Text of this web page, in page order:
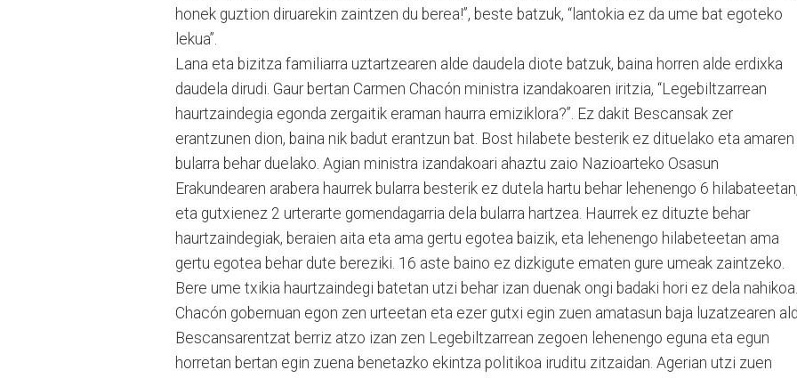
honek guztion diruarekin zaintzen du berea!”, beste batzuk, “lantokia ez da ume bat egoteko
lekua”.
Lana eta bizitza familiarra uztartzearen alde daudela diote batzuk, baina horren alde erdixka
daudela dirudi. Gaur bertan Carmen Chacón ministra izandakoaren iritzia, “Legebiltzarrean
haurtzaindegia egonda zergaitik eraman haurra emiziklora?”. Ez dakit Bescansak zer
erantzunen dion, baina nik badut erantzun bat. Bost hilabete besterik ez dituelako eta amaren
bularra behar duelako. Agian ministra izandakoari ahaztu zaio Nazioarteko Osasun
Erakundearen arabera haurrek bularra besterik ez dutela hartu behar lehenengo 6
eta gutxienez 2 urterarte gomendagarria dela bularra hartzea. Haurrek ez dituzte behar
haurtzaindegiak, beraien aita eta ama gertu egotea baizik, eta lehenengo hilabeteetan ama
gertu egotea behar dute bereziki. 16 aste baino ez dizkigute ematen gure umeak zaintzeko.
Bere ume txikia haurtzaindegi batetan utzi behar izan duenak ongi badaki hori ez dela nahikoa.
Chacón gobernuan egon zen urteetan eta ezer gutxi egin zuen amatasun baja luzatzearen
Bescansarentzat berriz atzo izan zen Legebiltzarrean zegoen lehenengo eguna eta egun
horretan bertan egin zuena benetazko ekintza politikoa iruditu zitzaidan. Agerian utzi zuen